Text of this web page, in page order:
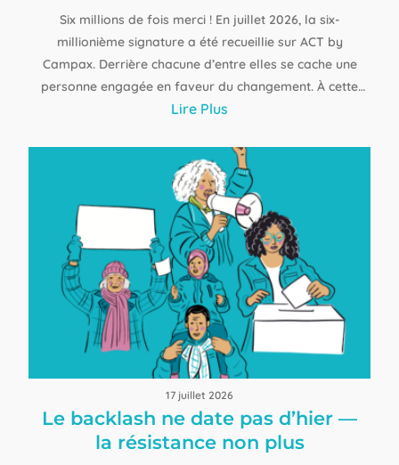
Six millions de fois merci ! En juillet 2026, la six-
millionième signature a été recueillie sur ACT by
Campax. Derrière chacune d’entre elles se cache une
personne engagée en faveur du changement. À cette
occasion, nous avons décidé de nous pencher sur les
population suisse au cours de l’année écoulée ? Où
l’engagement a-t-il été le plus fort ? Et comment les
pétitions parviennent-elles aujourd’hui à toucher des
centaines de milliers de personnes ? Notre analyse des
douze derniers mois et de l’ensemble de l’histoire
d’ACT by Campax offre des perspectives
passionnantes.
Lire Plus
17 juillet 2026
Le backlash ne date pas d’hier —
la résistance non plus